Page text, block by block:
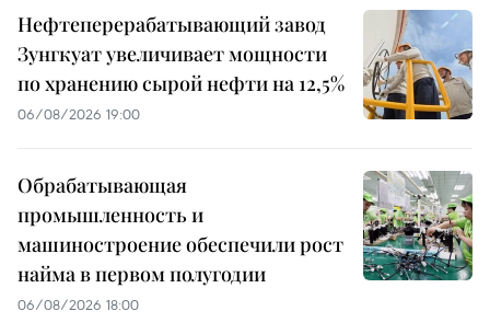
Нефтеперерабатывающий завод
Зунгкуат увеличивает мощности
по хранению сырой нефти на 12,5%
06/08/2026 19:00
Обрабатывающая
промышленность и
машиностроение обеспечили рост
найма в первом полугодии
06/08/2026 18:00